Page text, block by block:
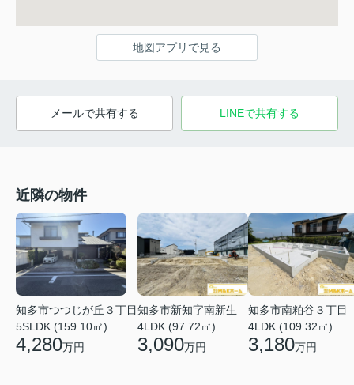
地図アプリで見る
メールで共有する LINEで共有する
近隣の物件
知多市つつじが丘３丁目
5SLDK (159.10㎡)
4,280万円
知多市新知字南新生
4LDK (97.72㎡)
3,090万円
知多市南粕谷３丁目
4LDK (109.32㎡)
3,180万円